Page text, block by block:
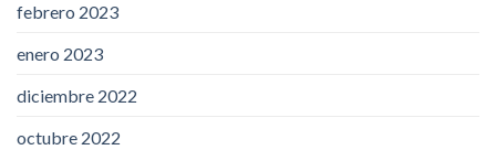
febrero 2023
enero 2023
diciembre 2022
octubre 2022